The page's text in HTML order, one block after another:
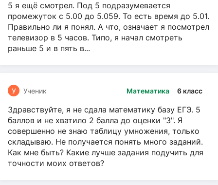
5 я ещё смотрел. Под 5 подразумевается
промежуток с 5.00 до 5.059. То есть время до 5.01.
Правильно ли я понял. А что, означает я посмотрел
телевизор в 5 часов. Типо, я начал смотреть
раньше 5 и в пять в...
Математика 6 класс
У Ученик
Здравствуйте, я не сдала математику базу ЕГЭ. 5
баллов и не хватило 2 балла до оценки "3". Я
совершенно не знаю таблицу умножения, только
складываю. Не получается понять много заданий.
Как мне быть? Какие лучше задания подучить для
точности моих ответов?